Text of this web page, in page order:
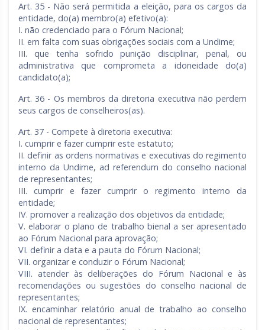
Art. 35 - Não será permitida a eleição, para os cargos da
entidade, do(a) membro(a) efetivo(a):
I. não credenciado para o Fórum Nacional;
II. em falta com suas obrigações sociais com a Undime;
III. que tenha sofrido punição disciplinar, penal, ou
administrativa que comprometa a idoneidade do(a)
candidato(a);
Art. 36 - Os membros da diretoria executiva não perdem
seus cargos de conselheiros(as).
Art. 37 - Compete à diretoria executiva:
I. cumprir e fazer cumprir este estatuto;
II. definir as ordens normativas e executivas do regimento
interno da Undime, ad referendum do conselho nacional
de representantes;
III. cumprir e fazer cumprir o regimento interno da
entidade;
IV. promover a realização dos objetivos da entidade;
V. elaborar o plano de trabalho bienal a ser apresentado
ao Fórum Nacional para aprovação;
VI. definir a data e a pauta do Fórum Nacional;
VII. organizar e conduzir o Fórum Nacional;
VIII. atender às deliberações do Fórum Nacional e às
recomendações ou sugestões do conselho nacional de
representantes;
IX. encaminhar relatório anual de trabalho ao conselho
nacional de representantes;